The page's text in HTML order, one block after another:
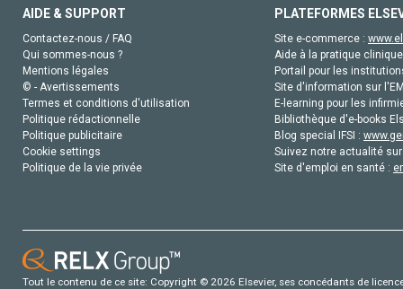
AIDE & SUPPORT
Contactez-nous / FAQ
Qui sommes-nous ?
Mentions légales
© - Avertissements
Termes et conditions d'utilisation
Politique rédactionnelle
Politique publicitaire
Cookie settings
Politique de la vie privée
PLATEFORMES
Site e-commerce :
Aide à la pratique
Portail pour les
Site d'information sur
E-learning pour les
Bibliothèque d'e-books
Blog special IFSI :
Suivez notre actualité
Site d'emploi en santé :
Tout le contenu de ce site: Copyright © 2026 Elsevier, ses concédants de